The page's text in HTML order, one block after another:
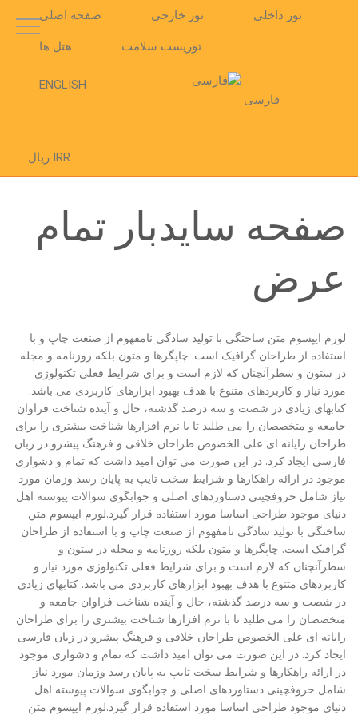
صفحه اصلی تور خارجی تور داخلی
هتل ها توریست سلامت
ENGLISH
فارسی
IRR ریال
صفحه سایدبار تمام
عرض
لورم ایپسوم متن ساختگی با تولید سادگی نامفهوم از صنعت چاپ و با
استفاده از طراحان گرافیک است. چاپگرها و متون بلکه روزنامه و مجله
در ستون و سطرآنچنان که لازم است و برای شرایط فعلی تکنولوژی
مورد نیاز و کاربردهای متنوع با هدف بهبود ابزارهای کاربردی می باشد.
کتابهای زیادی در شصت و سه درصد گذشته، حال و آینده شناخت فراوان
جامعه و متخصصان را می طلبد تا با نرم افزارها شناخت بیشتری را برای
طراحان رایانه ای علی الخصوص طراحان خلاقی و فرهنگ پیشرو در زبان
فارسی ایجاد کرد. در این صورت می توان امید داشت که تمام و دشواری
موجود در ارائه راهکارها و شرایط سخت تایپ به پایان رسد وزمان مورد
نیاز شامل حروفچینی دستاوردهای اصلی و جوابگوی سوالات پیوسته اهل
دنیای موجود طراحی اساسا مورد استفاده قرار گیرد.لورم ایپسوم متن
ساختگی با تولید سادگی نامفهوم از صنعت چاپ و با استفاده از طراحان
گرافیک است. چاپگرها و متون بلکه روزنامه و مجله در ستون و
سطرآنچنان که لازم است و برای شرایط فعلی تکنولوژی مورد نیاز و
کاربردهای متنوع با هدف بهبود ابزارهای کاربردی می باشد. کتابهای زیادی
در شصت و سه درصد گذشته، حال و آینده شناخت فراوان جامعه و
متخصصان را می طلبد تا با نرم افزارها شناخت بیشتری را برای طراحان
رایانه ای علی الخصوص طراحان خلاقی و فرهنگ پیشرو در زبان فارسی
ایجاد کرد. در این صورت می توان امید داشت که تمام و دشواری موجود
در ارائه راهکارها و شرایط سخت تایپ به پایان رسد وزمان مورد نیاز
شامل حروفچینی دستاوردهای اصلی و جوابگوی سوالات پیوسته اهل
دنیای موجود طراحی اساسا مورد استفاده قرار گیرد.لورم ایپسوم متن